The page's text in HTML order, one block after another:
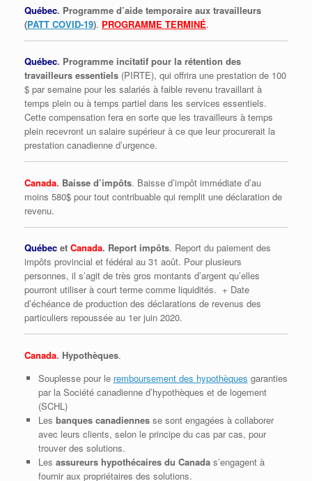
Québec. Programme d’aide temporaire aux travailleurs
(PATT COVID-19). PROGRAMME TERMINÉ.
Québec. Programme incitatif pour la rétention des
travailleurs essentiels (PIRTE), qui offrira une prestation de 100
$ par semaine pour les salariés à faible revenu travaillant à
temps plein ou à temps partiel dans les services essentiels.
Cette compensation fera en sorte que les travailleurs à temps
plein recevront un salaire supérieur à ce que leur procurerait la
prestation canadienne d’urgence.
Canada. Baisse d’impôts. Baisse d’impôt immédiate d’au
moins 580$ pour tout contribuable qui remplit une déclaration de
revenu.
Québec et Canada. Report impôts. Report du paiement des
impôts provincial et fédéral au 31 août. Pour plusieurs
personnes, il s’agit de très gros montants d’argent qu’elles
pourront utiliser à court terme comme liquidités. + Date
d’échéance de production des déclarations de revenus des
particuliers repoussée au 1er juin 2020.
Canada. Hypothèques.
Souplesse pour le remboursement des hypothèques garanties
par la Société canadienne d’hypothèques et de logement
(SCHL)
Les banques canadiennesse sont engagées à collaborer
avec leurs clients, selon le principe du cas par cas, pour
trouver des solutions.
Les assureurs hypothécaires du Canadas’engagent à
fournir aux propriétaires des solutions.